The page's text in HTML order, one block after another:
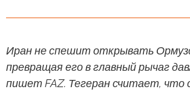
Иран не спешит открывать
превращая его в главный рычаг
пишет FAZ. Тегеран считает, что